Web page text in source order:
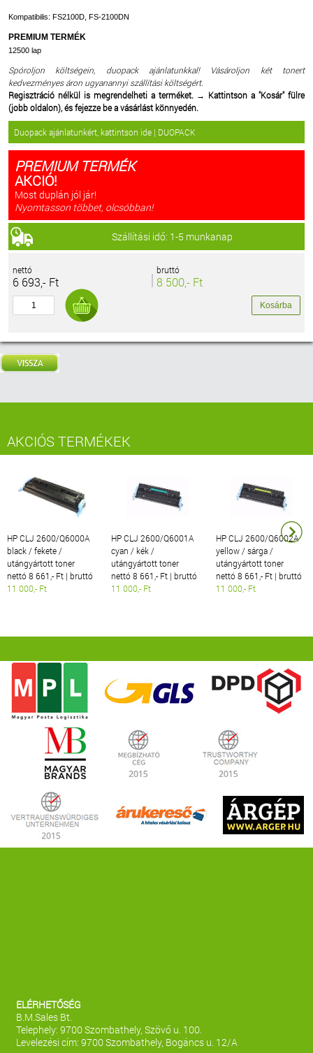
Kompatibilis: FS2100D, FS-2100DN
PREMIUM TERMÉK
12500 lap
Spóroljon költségein, duopack ajánlatunkkal! Vásároljon két tonert
kedvezményes áron ugyanannyi szállítási költségért.
Regisztráció nélkül is megrendelheti a terméket. → Kattintson a "Kosár" fülre
(jobb oldalon), és fejezze be a vásárlást könnyedén.
Duopack ajánlatunkért, kattintson ide | DUOPACK
PREMIUM TERMÉK
AKCIÓ!
Most duplán jól jár!
Nyomtasson többet, olcsóbban!
Szállítási idő: 1-5 munkanap
nettó
6 693,- Ft
bruttó
8 500,- Ft
AKCIÓS TERMÉKEK
HP CLJ 2600/Q6000A
black / fekete /
utángyártott toner
nettó 8 661,- Ft | bruttó
11 000,- Ft
HP CLJ 2600/Q6001A
cyan / kék /
utángyártott toner
nettó 8 661,- Ft | bruttó
11 000,- Ft
HP CLJ 2600/Q6002A
yellow / sárga /
utángyártott toner
nettó 8 661,- Ft | bruttó
11 000,- Ft
ELÉRHETŐSÉG
B.M.Sales Bt.
Telephely: 9700 Szombathely, Szövő u. 100.
Levelezési cím: 9700 Szombathely, Bogáncs u. 12/A